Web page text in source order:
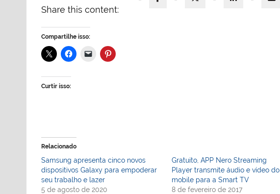
Share this content:
Compartilhe isso:
Curtir isso:
Relacionado
Samsung apresenta cinco novos
dispositivos Galaxy para empoderar
seu trabalho e lazer
5 de agosto de 2020
Gratuito, APP Nero Streaming
Player transmite áudio e vídeo do
mobile para a Smart TV
8 de fevereiro de 2017